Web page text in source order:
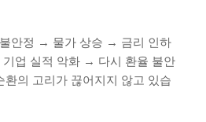
안정 → 물가 상승 → 금리 인하
업 실적 악화 → 다시 환율 불안
환의 고리가 끊어지지 않고 있습